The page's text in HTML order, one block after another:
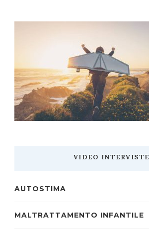
VIDEO INTERVISTE
AUTOSTIMA
MALTRATTAMENTO INFANTILE